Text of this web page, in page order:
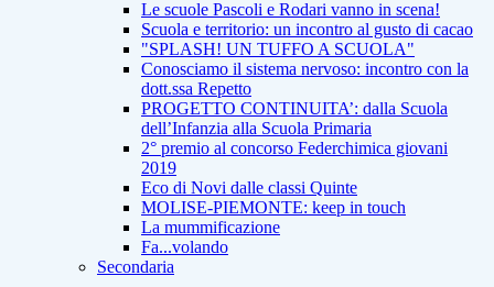
Le scuole Pascoli e Rodari vanno in scena!
Scuola e territorio: un incontro al gusto di cacao
"SPLASH! UN TUFFO A SCUOLA"
Conosciamo il sistema nervoso: incontro con la
dott.ssa Repetto
PROGETTO CONTINUITA’: dalla Scuola
dell’Infanzia alla Scuola Primaria
2° premio al concorso Federchimica giovani
2019
Eco di Novi dalle classi Quinte
MOLISE-PIEMONTE: keep in touch
La mummificazione
Fa...volando
Secondaria